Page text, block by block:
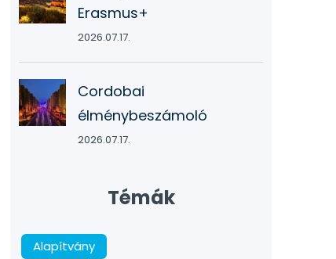
Erasmus+
2026.07.17.
Cordobai
élménybeszámoló
2026.07.17.
Témák
Alapítvány